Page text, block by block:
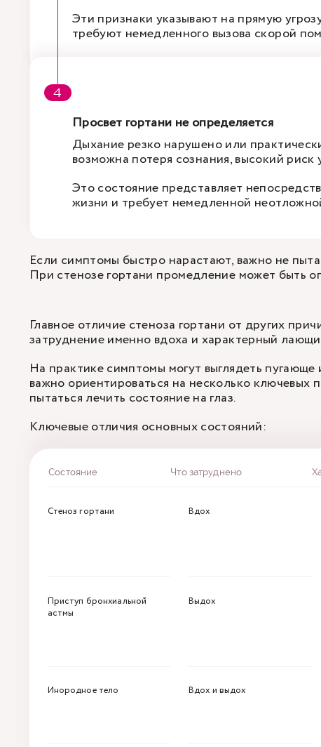
Эти признаки указывают на прямую
требуют немедленного вызова скорой
Просвет гортани не определяется
Дыхание резко нарушено или
возможна потеря сознания, высокий риск
Это состояние представляет
жизни и требует немедленной
Если симптомы быстро нарастают, важно не
При стенозе гортани промедление может быть
Главное отличие стеноза гортани от других
затруднение именно вдоха и характерный
На практике симптомы могут выглядеть
важно ориентироваться на несколько ключевых
пытаться лечить состояние на глаз.
Ключевые отличия основных состояний:
Состояние Что затруднено
Стеноз гортани Вдох
Приступ бронхиальной
астмы
Выдох
Инородное тело Вдох и выдох